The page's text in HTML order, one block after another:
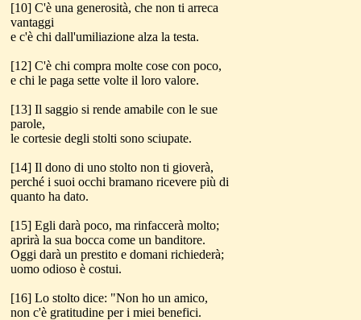
[10] C'è una generosità, che non ti arreca
vantaggi
e c'è chi dall'umiliazione alza la testa.
[12] C'è chi compra molte cose con poco,
e chi le paga sette volte il loro valore.
[13] Il saggio si rende amabile con le sue
parole,
le cortesie degli stolti sono sciupate.
[14] Il dono di uno stolto non ti gioverà,
perché i suoi occhi bramano ricevere più di
quanto ha dato.
[15] Egli darà poco, ma rinfaccerà molto;
aprirà la sua bocca come un banditore.
Oggi darà un prestito e domani richiederà;
uomo odioso è costui.
[16] Lo stolto dice: "Non ho un amico,
non c'è gratitudine per i miei benefici.